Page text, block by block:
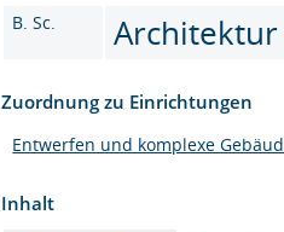
B. Sc. Architektur
Zuordnung zu Einrichtungen
Entwerfen und komplexe
Inhalt